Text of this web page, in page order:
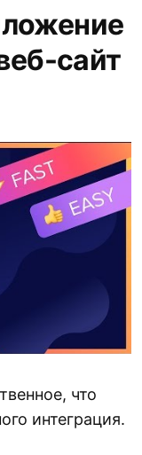
сайт
что
интеграция.